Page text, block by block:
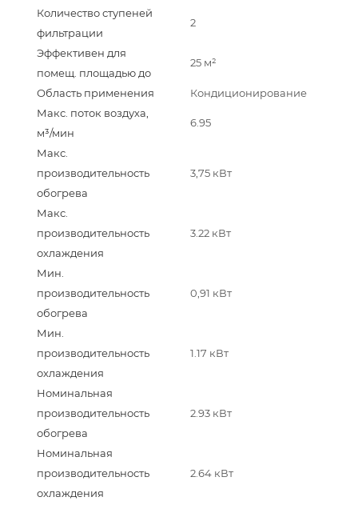
Количество ступеней
фильтрации
2
Эффективен для
помещ. площадью до
25 м²
Область применения
Кондиционирование
Макс. поток воздуха,
м³/мин
6.95
Макс.
производительность
обогрева
3,75 кВт
Макс.
производительность
охлаждения
3.22 кВт
Мин.
производительность
обогрева
0,91 кВт
Мин.
производительность
охлаждения
1.17 кВт
Номинальная
производительность
обогрева
2.93 кВт
Номинальная
производительность
охлаждения
2.64 кВт